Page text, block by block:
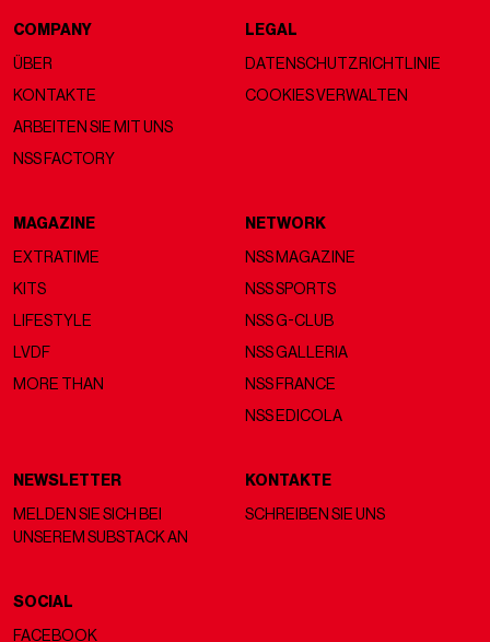
dem Spielfeld tauchen unterdessen junge Talente wie
Materazzi, Gattuso, Grosso, Ravanelli, Massimiliano Allegri,
Zé Maria, Di Livio, Giovanni Tedesco und Miccoli auf,
weshalb Perugia nach wie vor der Club ist, der am engsten
Kunstwerk, besonders in der Langarmversion — ein Trikot,
das für jede Sportart gemacht aussieht, außer Fußball,
Aber in Italien reist Galex unweigerlich auch durch
besonders im ersten Jahr des Sponsorings, als der Club in
der Serie C spielte und die Marke ein unglaubliches Trio aus
Heim-, Auswärts- und Dritttrikotsproduzierte, in denen
andauerte und auch sehr interessante Details aufwies, wie
die der Saison 2001/02, in der das Shirt über elastische
Bündchen und Taille verfügte. Heute hat Galex endlich seine
können nur großartige Dinge erwarten.